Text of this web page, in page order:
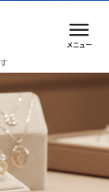
メニュー